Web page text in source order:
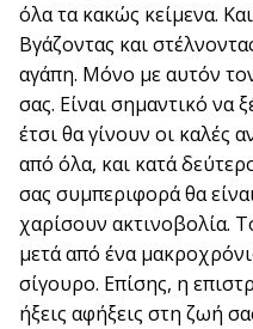
όλα τα κακώς κείμενα.
Βγάζοντας και
αγάπη. Μόνο με αυτόν
σας. Είναι σημαντικό να
έτσι θα γίνουν οι καλές
από όλα, και κατά
σας συμπεριφορά θα
χαρίσουν ακτινοβολία.
μετά από ένα
σίγουρο. Επίσης, η
ήξεις αφήξεις στη ζωή